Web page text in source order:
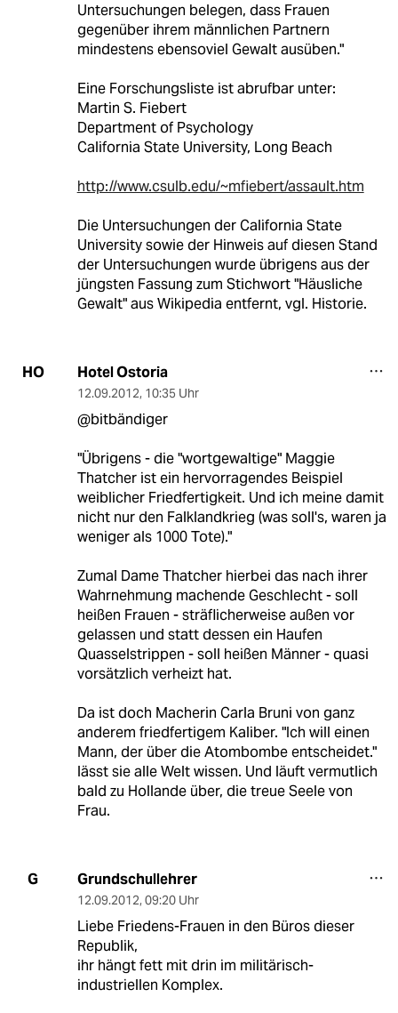
Untersuchungen belegen, dass Frauen
gegenüber ihrem männlichen Partnern
mindestens ebensoviel Gewalt ausüben."
Eine Forschungsliste ist abrufbar unter:
Martin S. Fiebert
Department of Psychology
California State University, Long Beach
http://www.csulb.edu/~mfiebert/assault.htm
Die Untersuchungen der California State
University sowie der Hinweis auf diesen Stand
der Untersuchungen wurde übrigens aus der
jüngsten Fassung zum Stichwort "Häusliche
Gewalt" aus Wikipedia entfernt, vgl. Historie.
HO Hotel Ostoria
12.09.2012, 10:35 Uhr
@bitbändiger
"Übrigens - die "wortgewaltige" Maggie
Thatcher ist ein hervorragendes Beispiel
weiblicher Friedfertigkeit. Und ich meine damit
nicht nur den Falklandkrieg (was soll's, waren ja
weniger als 1000 Tote)."
Zumal Dame Thatcher hierbei das nach ihrer
Wahrnehmung machende Geschlecht - soll
heißen Frauen - sträflicherweise außen vor
gelassen und statt dessen ein Haufen
Quasselstrippen - soll heißen Männer - quasi
vorsätzlich verheizt hat.
Da ist doch Macherin Carla Bruni von ganz
anderem friedfertigem Kaliber. "Ich will einen
Mann, der über die Atombombe entscheidet."
lässt sie alle Welt wissen. Und läuft vermutlich
bald zu Hollande über, die treue Seele von
Frau.
G Grundschullehrer
12.09.2012, 09:20 Uhr
Liebe Friedens-Frauen in den Büros dieser
Republik,
ihr hängt fett mit drin im militärisch-
industriellen Komplex.